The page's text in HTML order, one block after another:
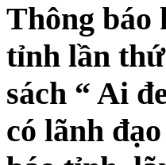
Thông báo
tỉnh lần
sách “ Ai
có lãnh